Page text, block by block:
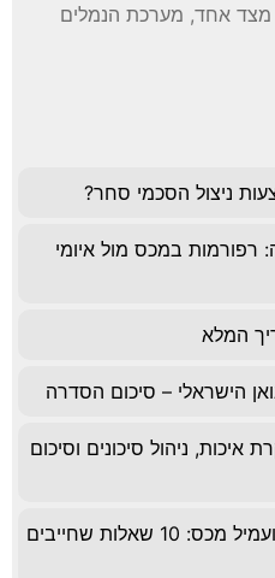
מצד אחד, מערכת הנמלים
ניצול הסכמי סחר?
במכס מול איומי
המלא
הישראלי – סיכום הסדרה
תקינה, בקרת איכות, ניהול סיכונים וסיכום
מדריך לבחירת חברת שילוח ועמיל מכס: 10 שאלות שחייבים